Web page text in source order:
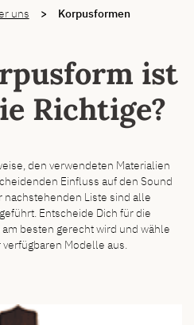
uns Korpusformen
ist
Richtige?
den verwendeten Materialien
Einfluss auf den Sound
Liste sind alle
Entscheide Dich für die
besten gerecht wird und wähle
Modelle aus.